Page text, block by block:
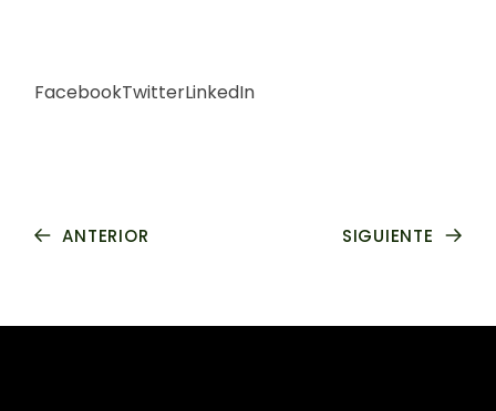
FacebookTwitterLinkedIn
ANTERIOR SIGUIENTE